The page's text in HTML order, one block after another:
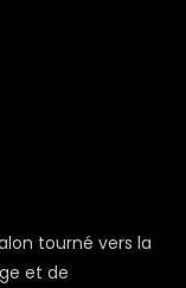
tourné vers la
et de